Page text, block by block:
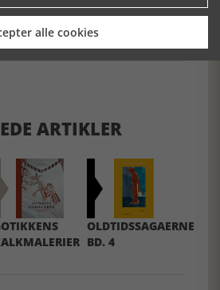
ARTIKLER
OLDTIDSSAGAERNE
BD. 4
alle cookies